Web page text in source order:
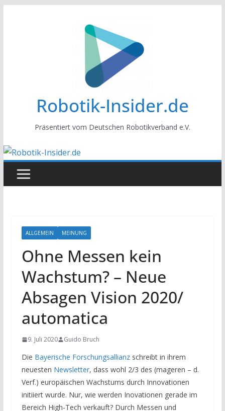
Robotik-Insider.de
Präsentiert vom Deutschen Robotikverband e.V.
ALLGEMEIN MEINUNG
Ohne Messen kein
Wachstum? – Neue
Absagen Vision 2020/
automatica
9. Juli 2020 Guido Bruch
Die Bayerische Forschungsallianzschreibt in ihrem
neuesten Newsletter, dass wohl 2/3 des (mageren – d.
Verf.) europäischen Wachstums durch Innovationen
initiiert wurde. Nur, wie werden Inovationen gerade im
Bereich High-Tech verkauft? Durch Messen und